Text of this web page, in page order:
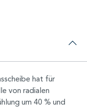
hat für
von radialen
um 40 % und